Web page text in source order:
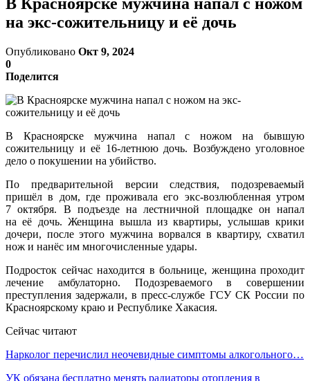
на экс-сожительницу и её дочь
Опубликовано Окт 9, 2024
0
Поделится
В Красноярске мужчина напал с ножом на бывшую
сожительницу и её 16-летнюю дочь. Возбуждено уголовное
дело о покушении на убийство.
По предварительной версии следствия, подозреваемый
пришёл в дом, где проживала его экс-возлюбленная утром
7 октября. В подъезде на лестничной площадке он напал
на её дочь. Женщина вышла из квартиры, услышав крики
дочери, после этого мужчина ворвался в квартиру, схватил
нож и нанёс им многочисленные удары.
Подросток сейчас находится в больнице, женщина проходит
лечение амбулаторно. Подозреваемого в совершении
преступления задержали, в пресс-службе ГСУ СК России по
Красноярскому краю и Республике Хакасия.
Сейчас читают
Нарколог перечислил неочевидные симптомы алкогольного…
УК обязана бесплатно менять радиаторы отопления в